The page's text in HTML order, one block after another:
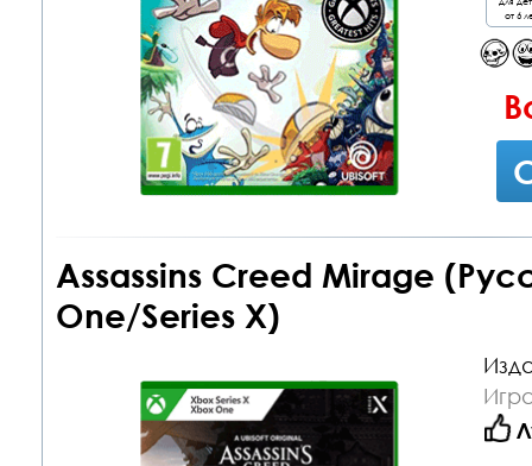
от 6
Assassins Creed Mirage
One/Series X)